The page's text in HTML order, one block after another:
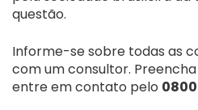
questão.
Informe-se sobre todas as
com um consultor.
entre em contato pelo 0800